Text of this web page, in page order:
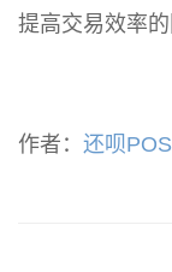
提高交易效率
作者： 还呗